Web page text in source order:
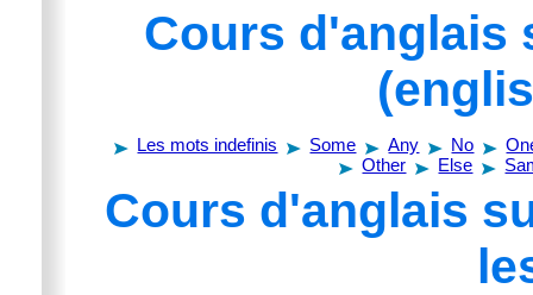
Cours d'anglais
Les mots indefinis Some Any No
Other
Else
Cours d'anglais